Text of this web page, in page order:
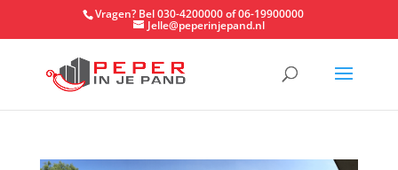
Vragen? Bel 030-4200000 of 06-19900000
Jelle@peperinjepand.nl